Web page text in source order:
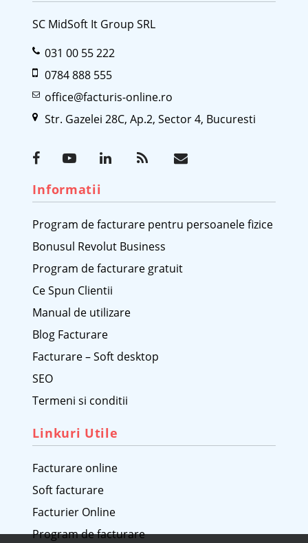
SC MidSoft It Group SRL
031 00 55 222
0784 888 555
office@facturis-online.ro
Str. Gazelei 28C, Ap.2, Sector 4, Bucuresti
Informatii
Program de facturare pentru persoanele fizice
Bonusul Revolut Business
Program de facturare gratuit
Ce Spun Clientii
Manual de utilizare
Blog Facturare
Facturare – Soft desktop
SEO
Termeni si conditii
Linkuri Utile
Facturare online
Soft facturare
Facturier Online
Program de facturare